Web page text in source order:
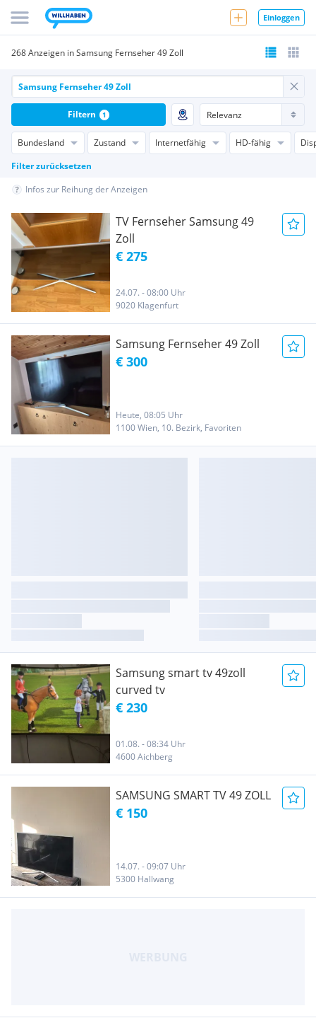
Einloggen
268 Anzeigen in Samsung Fernseher 49 Zoll
Bundesland Zustand Internetfähig HD-fähig
Filter zurücksetzen
Filtern 1
Infos zur Reihung der Anzeigen
TV Fernseher Samsung 49
Zoll
€ 275
24.07. - 08:00 Uhr
9020 Klagenfurt
Samsung Fernseher 49 Zoll
€ 300
Heute, 08:05 Uhr
1100 Wien, 10. Bezirk, Favoriten
Samsung smart tv 49zoll
curved tv
€ 230
01.08. - 08:34 Uhr
4600 Aichberg
SAMSUNG SMART TV 49 ZOLL
€ 150
14.07. - 09:07 Uhr
5300 Hallwang